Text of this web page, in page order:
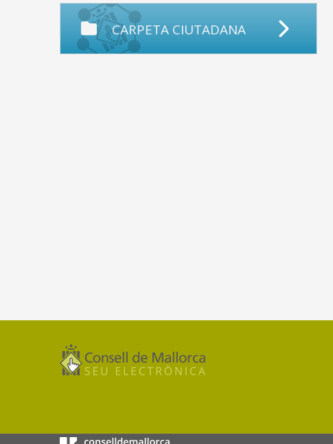
CARPETA CIUTADANA